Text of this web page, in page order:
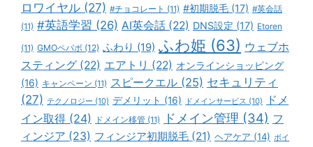
ロワイヤル (27) #チョコレート (11) #初期脱毛 (17) #英会話
(11) #英語学習 (26) AI英会話 (22) DNS設定 (17) Etoren
(11) GMOペパボ (12) ふわり (19) ふわ姫 (63) ウェブホ
スティング (22) エアトリ (22) オンラインショッピング
(16) キャンペーン (11) スピークエル (25) セキュリティ
(27) テクノロジー (10) デメリット (16) ドメインサービス (10)
ドメ
イン取得 (24) ドメイン移管 (11) ドメイン管理 (34) フ
ィンジア (23) フィンジア初期脱毛 (21) ヘアケア (14) ボイ